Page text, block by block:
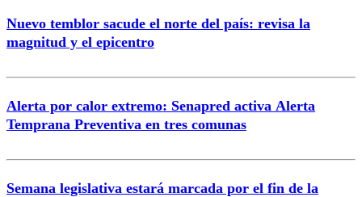
Nuevo temblor sacude el norte del país: revisa la
magnitud y el epicentro
Alerta por calor extremo: Senapred activa Alerta
Temprana Preventiva en tres comunas
Semana legislativa estará marcada por el fin de la